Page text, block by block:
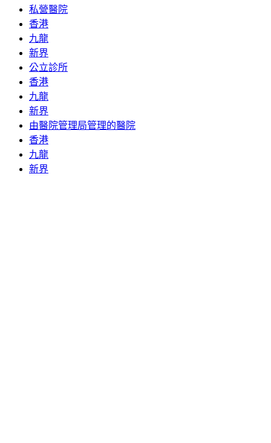
私營醫院
香港
九龍
新界
公立診所
香港
九龍
新界
由醫院管理局管理的醫院
香港
九龍
新界